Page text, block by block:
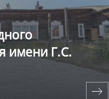
имени Г.С.